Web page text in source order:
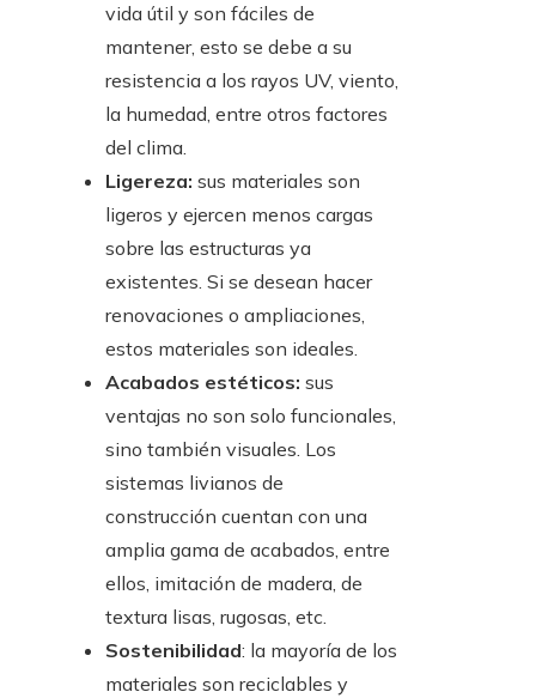
vida útil y son fáciles de
mantener, esto se debe a su
resistencia a los rayos UV, viento,
la humedad, entre otros factores
del clima.
Ligereza: sus materiales son
ligeros y ejercen menos cargas
sobre las estructuras ya
existentes. Si se desean hacer
renovaciones o ampliaciones,
estos materiales son ideales.
Acabados estéticos: sus
ventajas no son solo funcionales,
sino también visuales. Los
sistemas livianos de
construcción cuentan con una
amplia gama de acabados, entre
ellos, imitación de madera, de
textura lisas, rugosas, etc.
Sostenibilidad: la mayoría de los
materiales son reciclables y